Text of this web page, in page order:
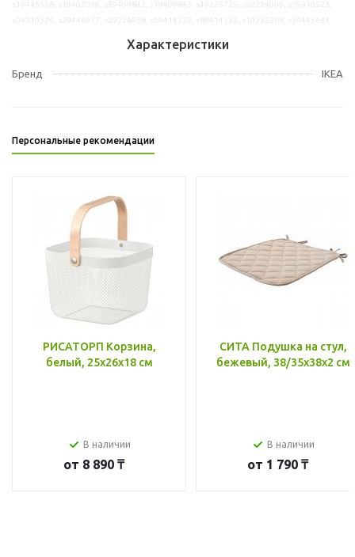
Характеристики
Бренд IKEA
Персональные рекомендации
РИСАТОРП Корзина,
белый, 25x26x18 см
В наличии
от 8 890 ₸
СИТА Подушка на стул,
бежевый, 38/35x38x2 см
В наличии
от 1 790 ₸